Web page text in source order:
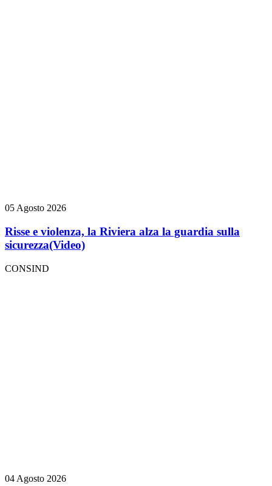
05 Agosto 2026
Risse e violenza, la Riviera alza la guardia sulla
sicurezza(Video)
CONSIND
04 Agosto 2026